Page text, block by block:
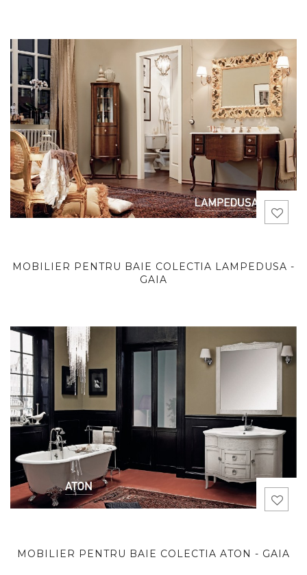
MOBILIER PENTRU BAIE COLECTIA LAMPEDUSA -
GAIA
MOBILIER PENTRU BAIE COLECTIA ATON - GAIA